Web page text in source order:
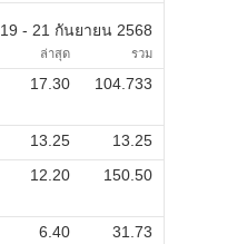
19 - 21 กันยายน 2568
ล่าสุด รวม
17.30 104.733
13.25
13.25
12.20 150.50
6.40 31.73